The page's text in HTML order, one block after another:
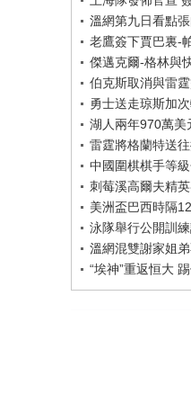
溫網第九日看點
老鷹簽下賈巴裏-
傑邁克爾-格林與
伯克斯取消與雷
勇士送走琼斯加
湖人兩年970萬美
雷霆將格蘭特送
中國圍棋棋手等
刺莓溪高爾夫精
美洲盃巴西時隔
泳隊舉行公開訓
溫網混雙謝家姐
“埃神”重返恒大